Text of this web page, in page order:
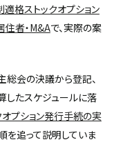
適格ストックオプション
住者・M&Aで、実際の案
総会の決議から登記、
したスケジュールに落
オプション発行手続の実
を追って説明していま